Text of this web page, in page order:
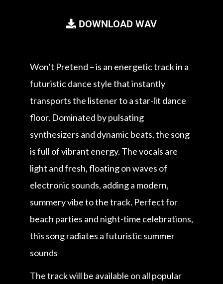
DOWNLOAD WAV
Won’t Pretend – is an energetic track in a
futuristic dance style that instantly
transports the listener to a star-lit dance
floor. Dominated by pulsating
synthesizers and dynamic beats, the song
is full of vibrant energy. The vocals are
light and fresh, floating on waves of
electronic sounds, adding a modern,
summery vibe to the track. Perfect for
beach parties and night-time celebrations,
this song radiates a futuristic summer
sounds
The track will be available on all popular